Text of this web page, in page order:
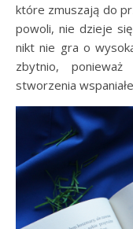
które zmuszają do
powoli, nie dzieje
nikt nie gra o
zbytnio,
stworzenia